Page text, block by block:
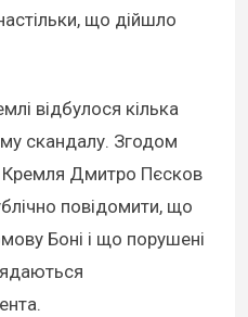
що дійшло
відбулося кілька
скандалу. Згодом
Кремля Дмитро Пєсков
повідомити, що
Боні і що порушені